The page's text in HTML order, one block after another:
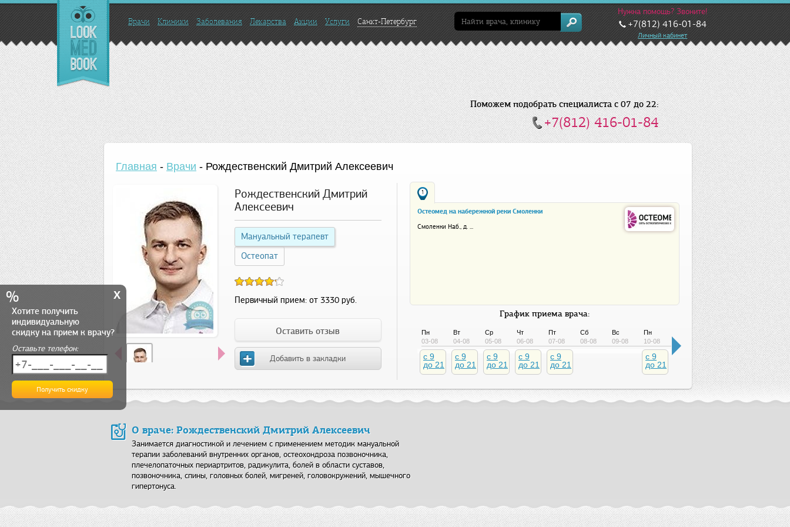
Врачи Клиники Заболевания Лекарства Акции Услуги Санкт-Петербург
Нужна помощь? Звоните!
+7(812) 416-01-84
Личный кабинет
Поможем подобрать специалиста с 07 до 22:
+7(812) 416-01-84
Главная - Врачи - Рождественский Дмитрий Алексеевич
Рождественский Дмитрий
Алексеевич
Мануальный терапевт
Остеопат
Первичный прием: от 3330 руб.
Оставить отзыв
Добавить в закладки
1
Остеомед на набережной реки Смоленки
Смоленки Наб., д. ...
График приема врача:
Пн
03-08
c 9
до 21
Вт
04-08
c 9
до 21
Ср
05-08
c 9
до 21
Чт
06-08
c 9
до 21
Пт
07-08
c 9
до 21
Сб
08-08
Вс
09-08
Пн
10-08
c 9
до 21
11-08
до 21
Ср
12-08
c 9
до 21
Чт
13-08
c 9
до 21
Пт
14-08
c 9
до
О враче: Рождественский Дмитрий Алексеевич
Занимается диагностикой и лечением с применением методик мануальной
терапии заболеваний внутренних органов, остеохондроза позвоночника,
плечелопаточных периартритов, радикулита, болей в области суставов,
позвоночника, спины, головных болей, мигреней, головокружений, мышечного
гипертонуса.
% x
Хотите получить
индивидуальную
скидку на прием к врачу?
Оставьте телефон: